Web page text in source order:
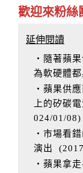
歡迎來粉絲
延伸閱讀
‧隨著蘋
為軟硬體
‧蘋果供
上的矽碳
024/01/08)
‧市場看
演出
(
‧蘋果拿